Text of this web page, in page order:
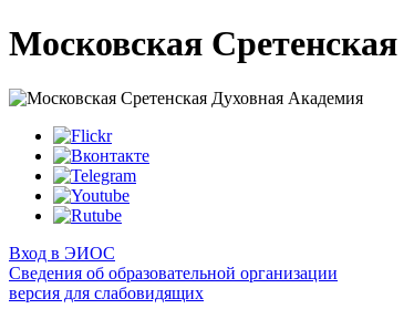
Московская Сретенская
Вход в ЭИОС
Сведения об образовательной организации
версия для слабовидящих